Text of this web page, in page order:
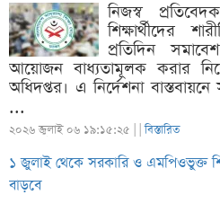
নিজস্ব
শিক্ষার্থীদের
প্রতিদিন
আয়োজন বাধ্যতামূলক করার
অধিদপ্তর। এ নির্দেশনা
...
২০২৬ জুলাই ০৬ ১৯:১৫:২৫ | |বিস্তারিত
১ জুলাই থেকে সরকারি ও এমপিওভুক্ত
বাড়বে